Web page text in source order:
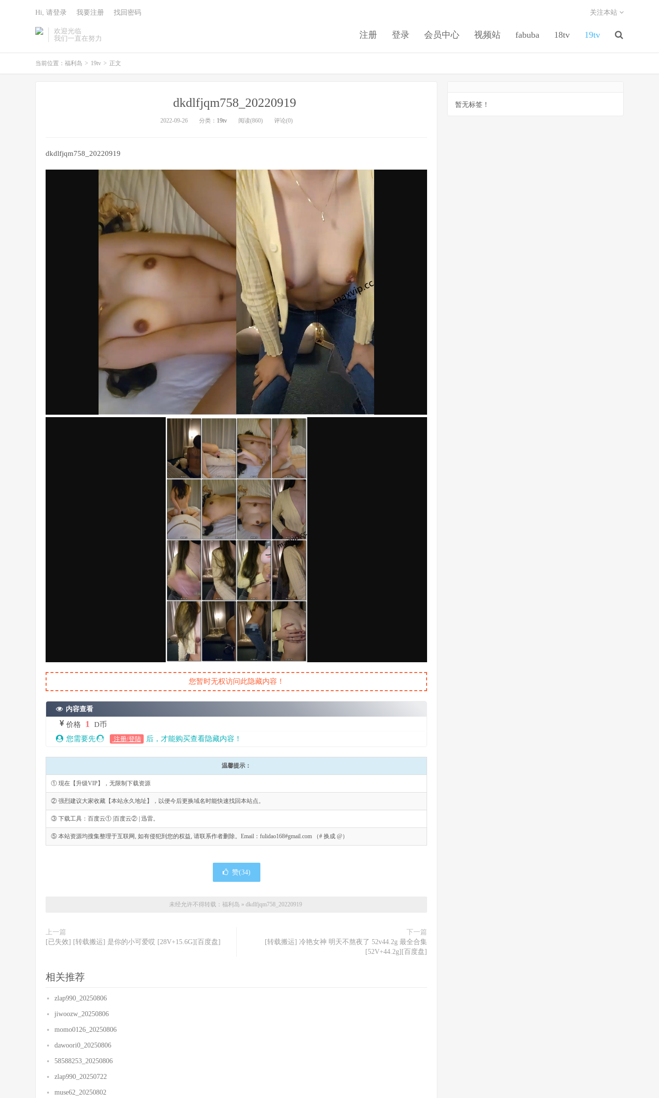
欢迎光临
我们一直在努力
注册 登录 会员中心 视频站 fabuba 18tv 19tv
关注本站
Hi, 请登录 我要注册 找回密码
当前位置： 福利岛 > 19tv > 正文
dkdlfjqm758_20220919
2022-09-26 分类： 19tv 阅读(860) 评论(0)
dkdlfjqm758_20220919
您暂时无权访问此隐藏内容！
内容查看
价格 1
D币
您需要先
注册/登陆 后，才能购买查看隐藏内容！
温馨提示：
① 现在【升级VIP】，无限制下载资源
② 强烈建议大家收藏【本站永久地址】，以便今后更换域名时能快速找回本站点。
③ 下载工具：百度云① |百度云② | 迅雷。
⑤ 本站资源均搜集整理于互联网, 如有侵犯到您的权益, 请联系作者删除。Email：fulidao168#gmail.com （# 换成 @）
赞(34)
未经允许不得转载： 福利岛 » dkdlfjqm758_20220919
上一篇
[已失效] [转载搬运] 是你的小可爱哎 [28V+15.6G][百度盘]
下一篇
[转载搬运] 冷艳女神 明天不熬夜了 52v44.2g 最全合集
[52V+44.2g][百度盘]
相关推荐
zlap990_20250806
jiwoozw_20250806
momo0126_20250806
dawoori0_20250806
58588253_20250806
zlap990_20250722
muse62_20250802
暂无标签！